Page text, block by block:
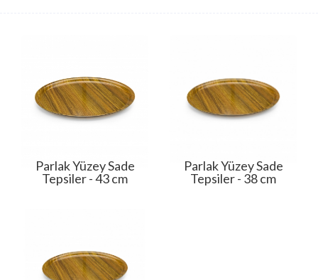
Parlak Yüzey Sade
Tepsiler - 43 cm
Parlak Yüzey Sade
Tepsiler - 38 cm